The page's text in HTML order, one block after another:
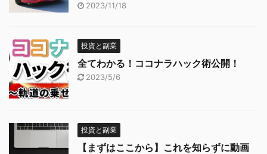
2023/11/18
投資と副業
全てわかる！ココナラハック術公開！
2023/5/6
投資と副業
【まずはここから】これを知らずに動画